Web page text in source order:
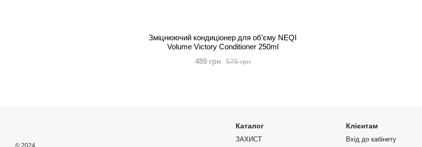
Зміцнюючий кондиціонер для об'єму NEQI
Volume Victory Conditioner 250ml
575 грн
489 грн
Каталог
ЗАХИСТ
Клієнтам
Вхід до кабінету